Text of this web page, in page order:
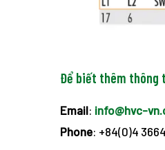
Để biết thêm thông
Email: info@hvc-
Phone: +84(0)4